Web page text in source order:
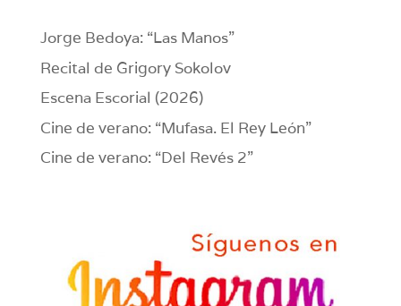
Jorge Bedoya: “Las Manos”
Recital de Grigory Sokolov
Escena Escorial (2026)
Cine de verano: “Mufasa. El Rey León”
Cine de verano: “Del Revés 2”